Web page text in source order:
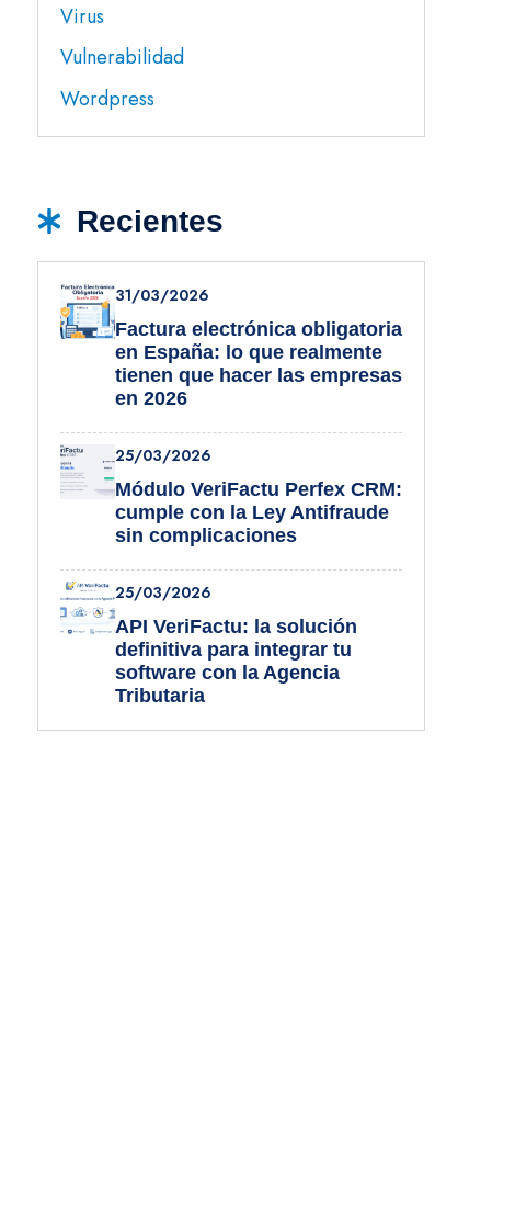
Virus
Vulnerabilidad
Wordpress
Recientes
31/03/2026
Factura electrónica obligatoria
en España: lo que realmente
tienen que hacer las empresas
en 2026
25/03/2026
Módulo VeriFactu Perfex CRM:
cumple con la Ley Antifraude
sin complicaciones
25/03/2026
API VeriFactu: la solución
definitiva para integrar tu
software con la Agencia
Tributaria